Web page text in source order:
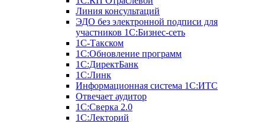
Линия консультаций
ЭДО без электронной подписи для
участников 1С:Бизнес-сеть
1С-Такском
1С:Обновление программ
1С:ДиректБанк
1С:Линк
Информационная система 1С:ИТС
Отвечает аудитор
1С:Сверка 2.0
1С:Лекторий